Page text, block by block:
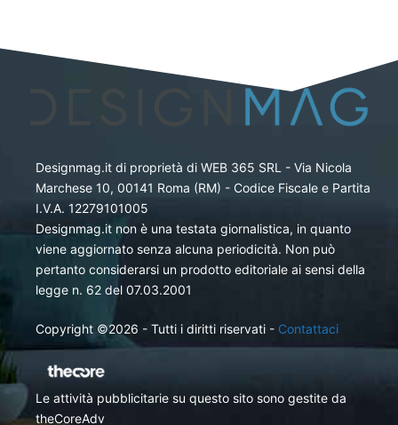
Designmag.it di proprietà di WEB 365 SRL - Via Nicola
Marchese 10, 00141 Roma (RM) - Codice Fiscale e Partita
I.V.A. 12279101005
Designmag.it non è una testata giornalistica, in quanto
viene aggiornato senza alcuna periodicità. Non può
pertanto considerarsi un prodotto editoriale ai sensi della
legge n. 62 del 07.03.2001
Copyright ©2026 - Tutti i diritti riservati - Contattaci
Le attività pubblicitarie su questo sito sono gestite da
theCoreAdv